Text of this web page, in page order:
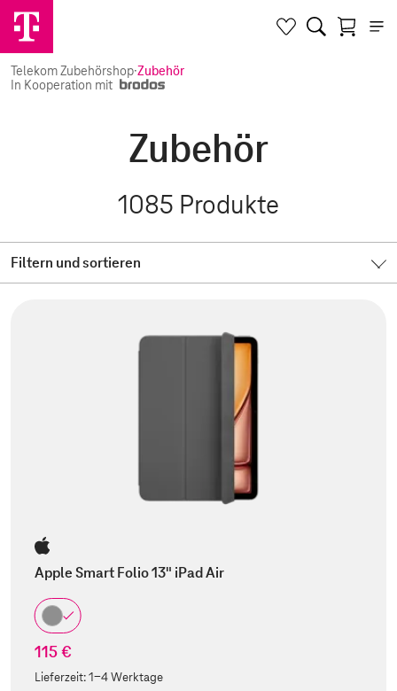
Telekom Zubehörshop·Zubehör
In Kooperation mit
Zubehör
1085 Produkte
Filtern und sortieren
Apple Smart Folio 13" iPad Air
115 €
Lieferzeit:1-4 Werktage